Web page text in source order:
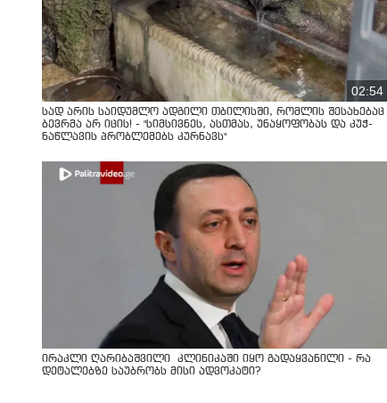
02:54
სად არის საიდუმლო ადგილი თბილისში, რომლის შესახებაც
ბევრმა არ იცის! - "სიმსივნეს, ასთმას, უნაყოფობას და კუჭ-
ნაწლავის პრობლემებს კურნავს"
ირაკლი ღარიბაშვილი კლინიკაში იყო გადაყვანილი - რა
დეტალებზე საუბრობს მისი ადვოკატი?